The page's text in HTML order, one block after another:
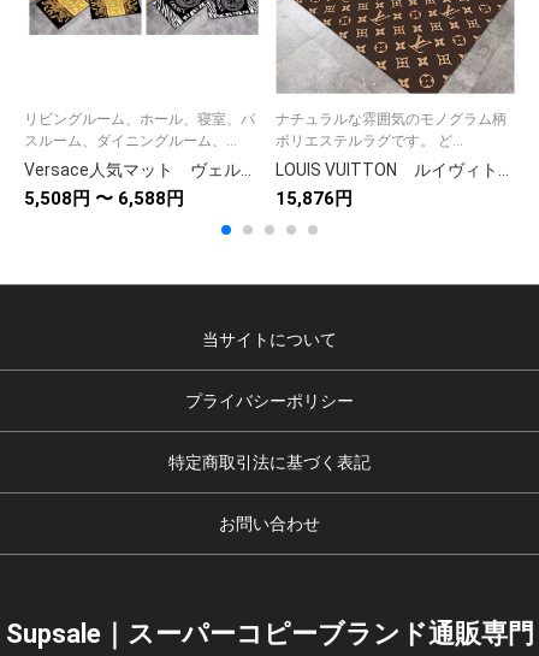
リビングルーム、ホール、寝室、バ
スルーム、ダイニングルーム、...
5,508円 〜 6,588円
ナチュラルな雰囲気のモノグラム柄
ポリエステルラグです。 ど...
15,876円
当サイトについて
プライバシーポリシー
特定商取引法に基づく表記
お問い合わせ
Supsale｜スーパーコピーブランド通販専門